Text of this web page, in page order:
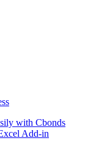
with Cbonds
Add-in